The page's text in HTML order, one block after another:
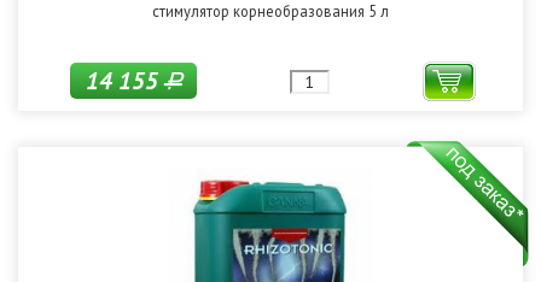
стимулятор корнеобразования 5 л
14 155Р